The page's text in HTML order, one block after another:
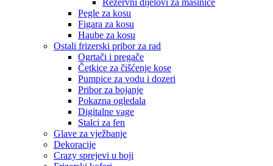
Pegle za kosu
Figara za kosu
Haube za kosu
Ostali frizerski pribor za rad
Ogrtači i pregače
Četkice za čišćenje kose
Pumpice za vodu i dozeri
Pribor za bojanje
Pokazna ogledala
Digitalne vage
Stalci za fen
Glave za vježbanje
Dekoracije
Crazy sprejevi u boji